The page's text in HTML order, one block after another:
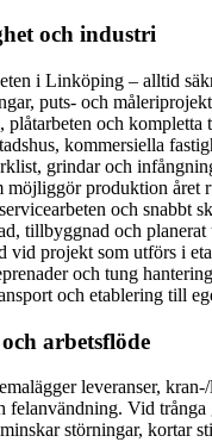
och industri
i Linköping – alltid
puts- och
och
kommersiella
grindar och
produktion året
och snabbt
tillbyggnad och planerat
vid projekt som utförs i
och tung
och etablering till
arbetsflöde
leveranser,
Vid
störningar, kortar